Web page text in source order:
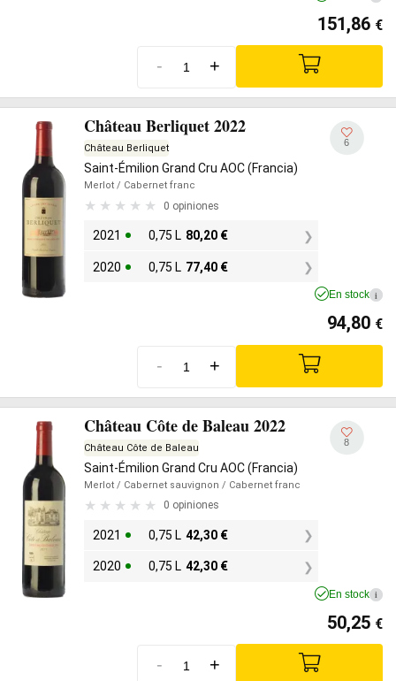
151,86 €
- +
Château Berliquet 2022
Château Berliquet
Saint-Émilion Grand Cru AOC (Francia)
Merlot / Cabernet franc
0 opiniones
2021 0,75 L 80,20 €
2020 0,75 L 77,40 €
6
En stock i
94,80 €
- +
Château Côte de Baleau 2022
Château Côte de Baleau
Saint-Émilion Grand Cru AOC (Francia)
Merlot / Cabernet sauvignon / Cabernet franc
0 opiniones
2021 0,75 L 42,30 €
2020 0,75 L 42,30 €
8
En stock i
50,25 €
- +